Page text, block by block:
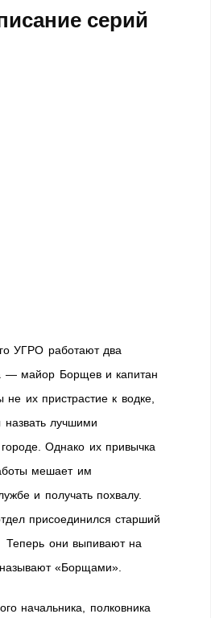
серий
УГРО работают два
— майор Борщев и капитан
их пристрастие к водке,
лучшими
Однако их привычка
мешает им
и получать похвалу.
присоединился старший
Теперь они выпивают на
«Борщами».
начальника, полковника